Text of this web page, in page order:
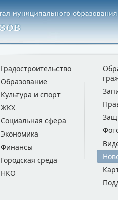
Градостроительство
Образование
Культура и спорт
ЖКХ
Социальная сфера
Экономика
Финансы
Городская среда
НКО